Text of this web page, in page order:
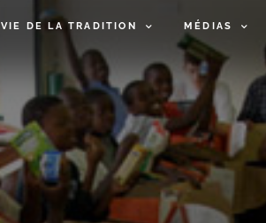
VIE DE LA TRADITION MÉDIAS